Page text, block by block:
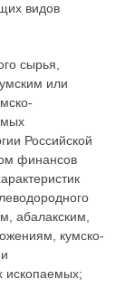
видов
сырья,
или
Российской
финансов
абалакским,
кумско-
ископаемых;